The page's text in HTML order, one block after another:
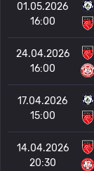
01.05.2026
16:00
24.04.2026
16:00
17.04.2026
15:00
14.04.2026
20:30